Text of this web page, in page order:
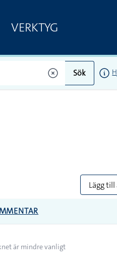
VERKTYG
Sök
Lägg
är mindre vanligt